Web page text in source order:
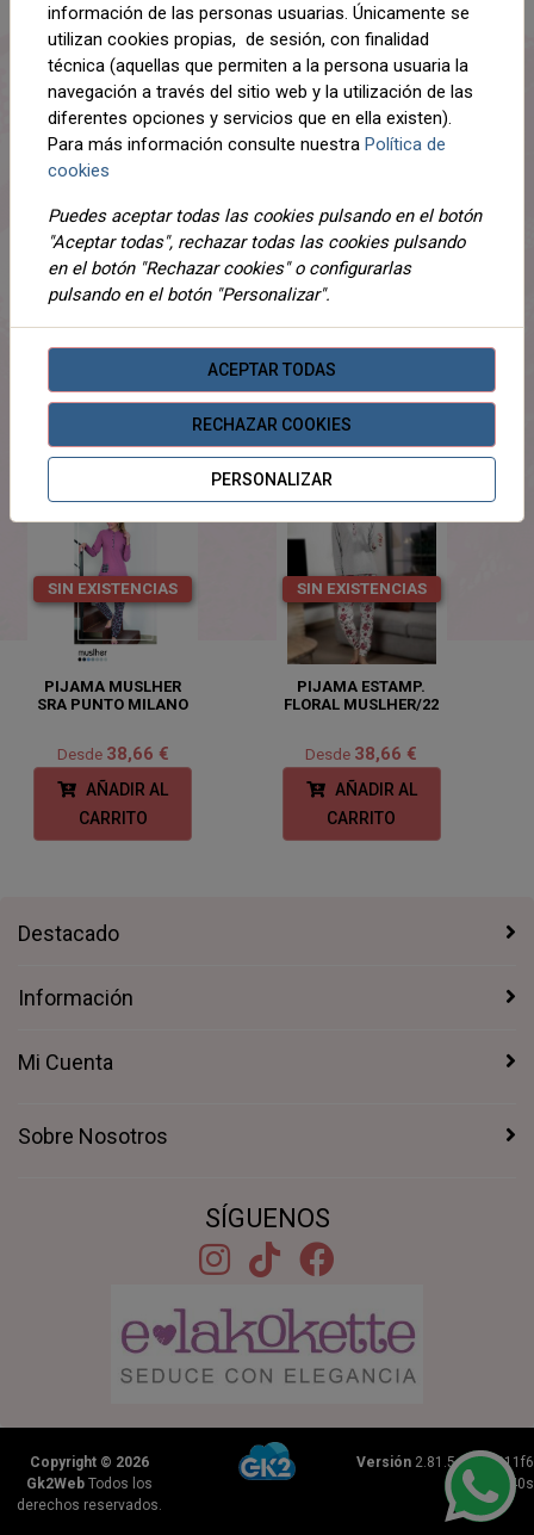
Compartir
DETALLES
ADJUNTOS
OPINIONES
¡Este producto no tiene descripción!
PRODUCTOSRELACIONADOS
SIN EXISTENCIAS
PIJAMA MUSLHER
SRA PUNTO MILANO
Desde 38,66 €
AÑADIR AL
CARRITO
SIN EXISTENCIAS
PIJAMA ESTAMP.
FLORAL MUSLHER/22
Desde 38,66 €
AÑADIR AL
CARRITO
Destacado
Información
Mi Cuenta
Sobre Nosotros
SÍGUENOS
Copyright © 2026
Gk2WebTodos los
derechos reservados.
Versión2.81.5+1b46211f6
0.2840s
información de las personas usuarias. Únicamente se
utilizan cookies propias, de sesión, con finalidad
técnica (aquellas que permiten a la persona usuaria la
navegación a través del sitio web y la utilización de las
diferentes opciones y servicios que en ella existen).
Para más información consulte nuestra Política de
cookies
Puedes aceptar todas las cookies pulsando en el botón
"Aceptar todas", rechazar todas las cookies pulsando
en el botón "Rechazar cookies" o configurarlas
pulsando en el botón "Personalizar".
ACEPTAR TODAS
RECHAZAR COOKIES
PERSONALIZAR